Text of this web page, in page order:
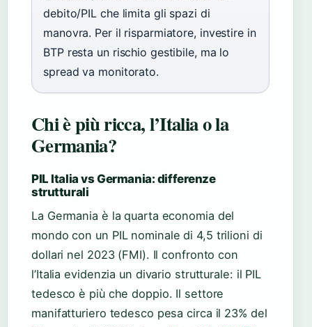
debito/PIL che limita gli spazi di
manovra. Per il risparmiatore, investire in
BTP resta un rischio gestibile, ma lo
spread va monitorato.
Chi è più ricca, l’Italia o la
Germania?
PIL Italia vs Germania: differenze
strutturali
La Germania è la quarta economia del
mondo con un PIL nominale di 4,5 trilioni di
dollari nel 2023 (FMI). Il confronto con
l’Italia evidenzia un divario strutturale: il PIL
tedesco è più che doppio. Il settore
manifatturiero tedesco pesa circa il 23% del